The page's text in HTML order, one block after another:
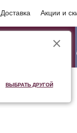
Доставка Акции и
ВЫБРАТЬ ДРУГОЙ